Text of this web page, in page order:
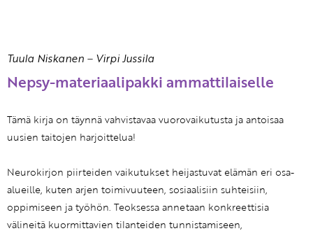
Tuula Niskanen – Virpi Jussila
Nepsy-materiaalipakki ammattilaiselle
Tämä kirja on täynnä vahvistavaa vuorovaikutusta ja antoisaa
uusien taitojen harjoittelua!
Neurokirjon piirteiden vaikutukset heijastuvat elämän eri osa-
alueille, kuten arjen toimivuuteen, sosiaalisiin suhteisiin,
oppimiseen ja työhön. Teoksessa annetaan konkreettisia
välineitä kuormittavien tilanteiden tunnistamiseen,